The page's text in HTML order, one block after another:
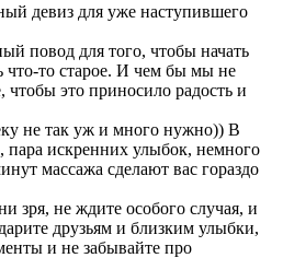
девиз для уже наступившего
повод для того, чтобы начать
что-то старое. И чем бы мы не
чтобы это приносило радость и
не так уж и много нужно)) В
пара искренних улыбок, немного
массажа сделают вас гораздо
зря, не ждите особого случая, и
друзьям и близким улыбки,
и не забывайте про